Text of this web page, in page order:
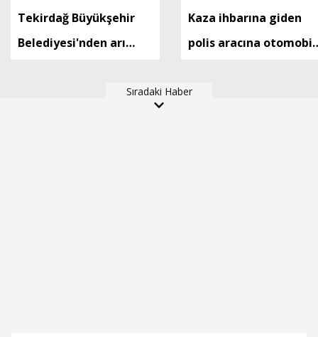
Tekirdağ Büyükşehir
Belediyesi'nden arı
Kaza ihbarına giden
polis aracına otomobil
6 yaralı
Sıradaki Haber